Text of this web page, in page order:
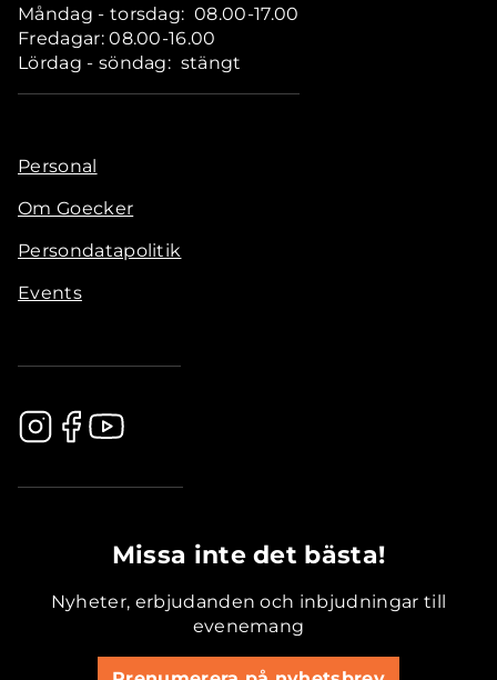
Måndag - torsdag: 08.00-17.00
Fredagar: 08.00-16.00
Lördag - söndag: stängt
Personal
Om Goecker
Persondatapolitik
Events
Missa inte det bästa!
Nyheter, erbjudanden och inbjudningar till
evenemang